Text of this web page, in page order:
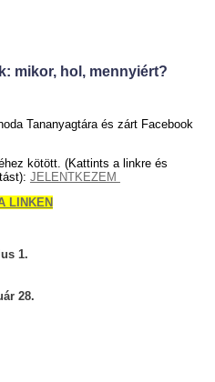
mikor, hol, mennyiért?
Tananyagtára és zárt Facebook
kötött. (Kattints a linkre és
JELENTKEZEM
LINKEN
1.
28.